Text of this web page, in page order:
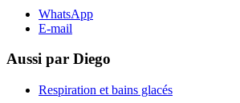
WhatsApp
E-mail
Aussi par Diego
Respiration et bains glacés